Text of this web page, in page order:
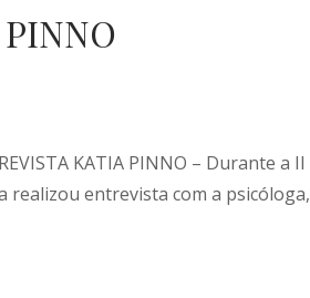
KATIA PINNO – Durante a
realizou entrevista com a